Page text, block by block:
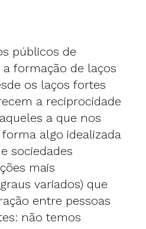
públicos de
formação de laços
os laços fortes
a reciprocidade
a que nos
algo idealizada
sociedades
mais
variados) que
entre pessoas
não temos